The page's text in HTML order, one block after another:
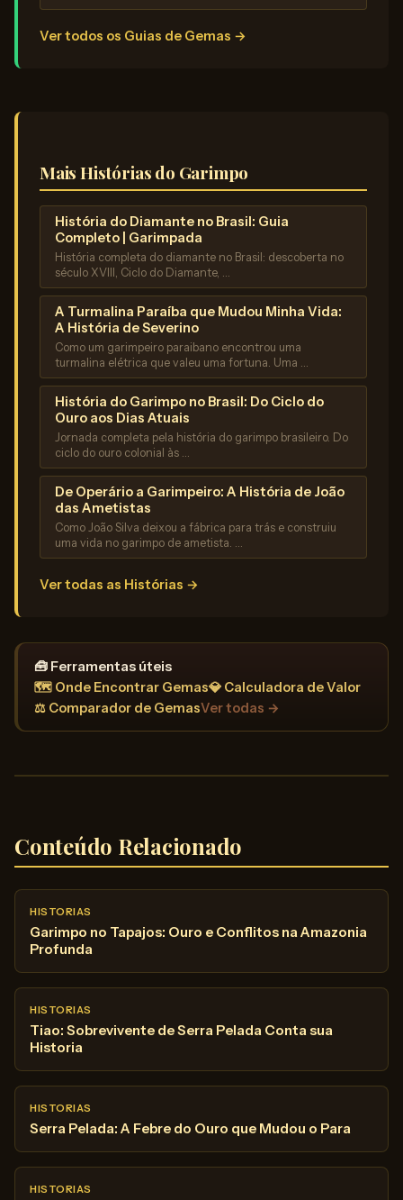
Ver todos os Guias de Gemas →
Mais Histórias do Garimpo
História do Diamante no Brasil: Guia
Completo | Garimpada
História completa do diamante no Brasil: descoberta no
século XVIII, Ciclo do Diamante, …
A Turmalina Paraíba que Mudou Minha Vida:
A História de Severino
Como um garimpeiro paraibano encontrou uma
turmalina elétrica que valeu uma fortuna. Uma …
História do Garimpo no Brasil: Do Ciclo do
Ouro aos Dias Atuais
Jornada completa pela história do garimpo brasileiro. Do
ciclo do ouro colonial às …
De Operário a Garimpeiro: A História de João
das Ametistas
Como João Silva deixou a fábrica para trás e construiu
uma vida no garimpo de ametista. …
Ver todas as Histórias →
🧰 Ferramentas úteis
🗺️ Onde Encontrar Gemas💎 Calculadora de Valor
⚖️ Comparador de GemasVer todas →
Conteúdo Relacionado
HISTORIAS
Garimpo no Tapajos: Ouro e Conflitos na Amazonia
Profunda
HISTORIAS
Tiao: Sobrevivente de Serra Pelada Conta sua
Historia
HISTORIAS
Serra Pelada: A Febre do Ouro que Mudou o Para
HISTORIAS